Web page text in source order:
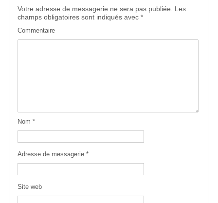
Votre adresse de messagerie ne sera pas publiée.
Les
champs obligatoires sont indiqués avec *
Commentaire
Nom *
Adresse de messagerie *
Site web